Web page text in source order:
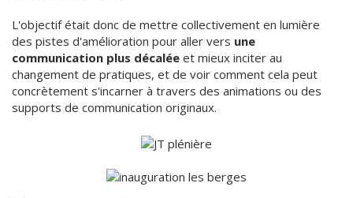
L'objectif était donc de mettre collectivement en lumière
des pistes d'amélioration pour aller vers une
communication plus décalée et mieux inciter au
changement de pratiques, et de voir comment cela peut
concrètement s'incarner à travers des animations ou des
supports de communication originaux.